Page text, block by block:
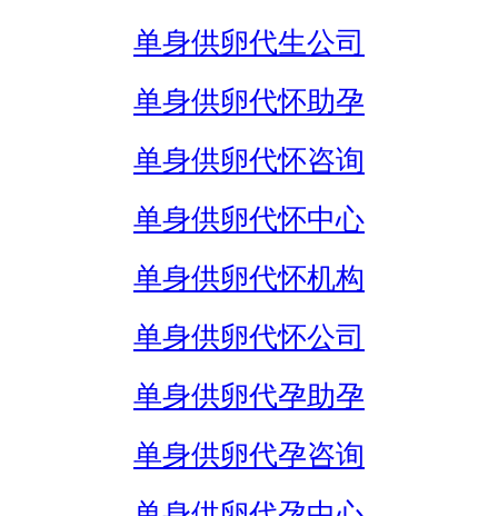
单身供卵代生公司
单身供卵代怀助孕
单身供卵代怀咨询
单身供卵代怀中心
单身供卵代怀机构
单身供卵代怀公司
单身供卵代孕助孕
单身供卵代孕咨询